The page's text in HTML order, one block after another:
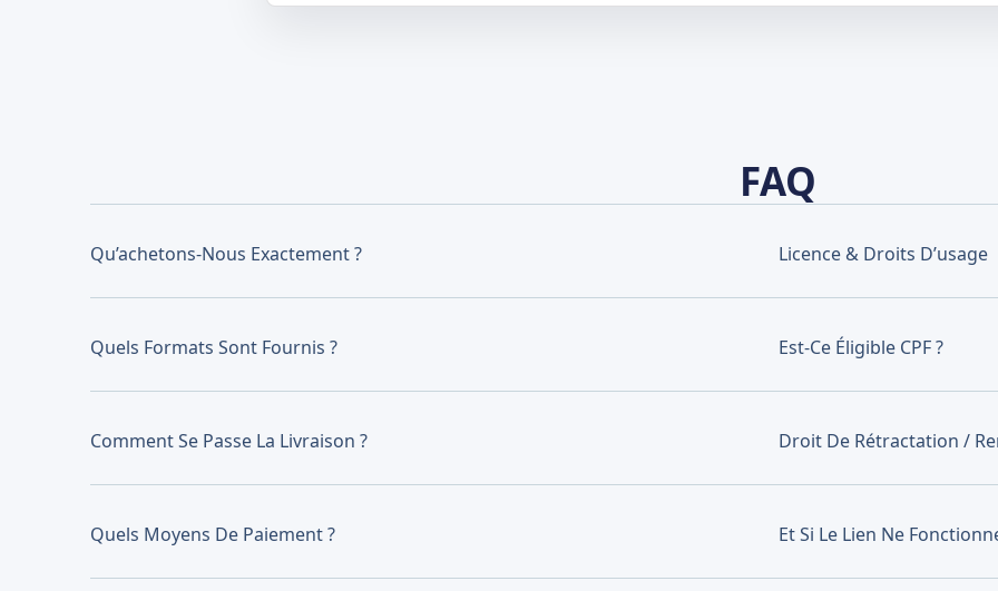
FAQ
Qu’achetons-Nous Exactement ?
Quels Formats Sont Fournis ?
Comment Se Passe La Livraison ?
Quels Moyens De Paiement ?
Licence & Droits D’usage
Est-Ce Éligible CPF ?
Droit De Rétractation /
Et Si Le Lien Ne